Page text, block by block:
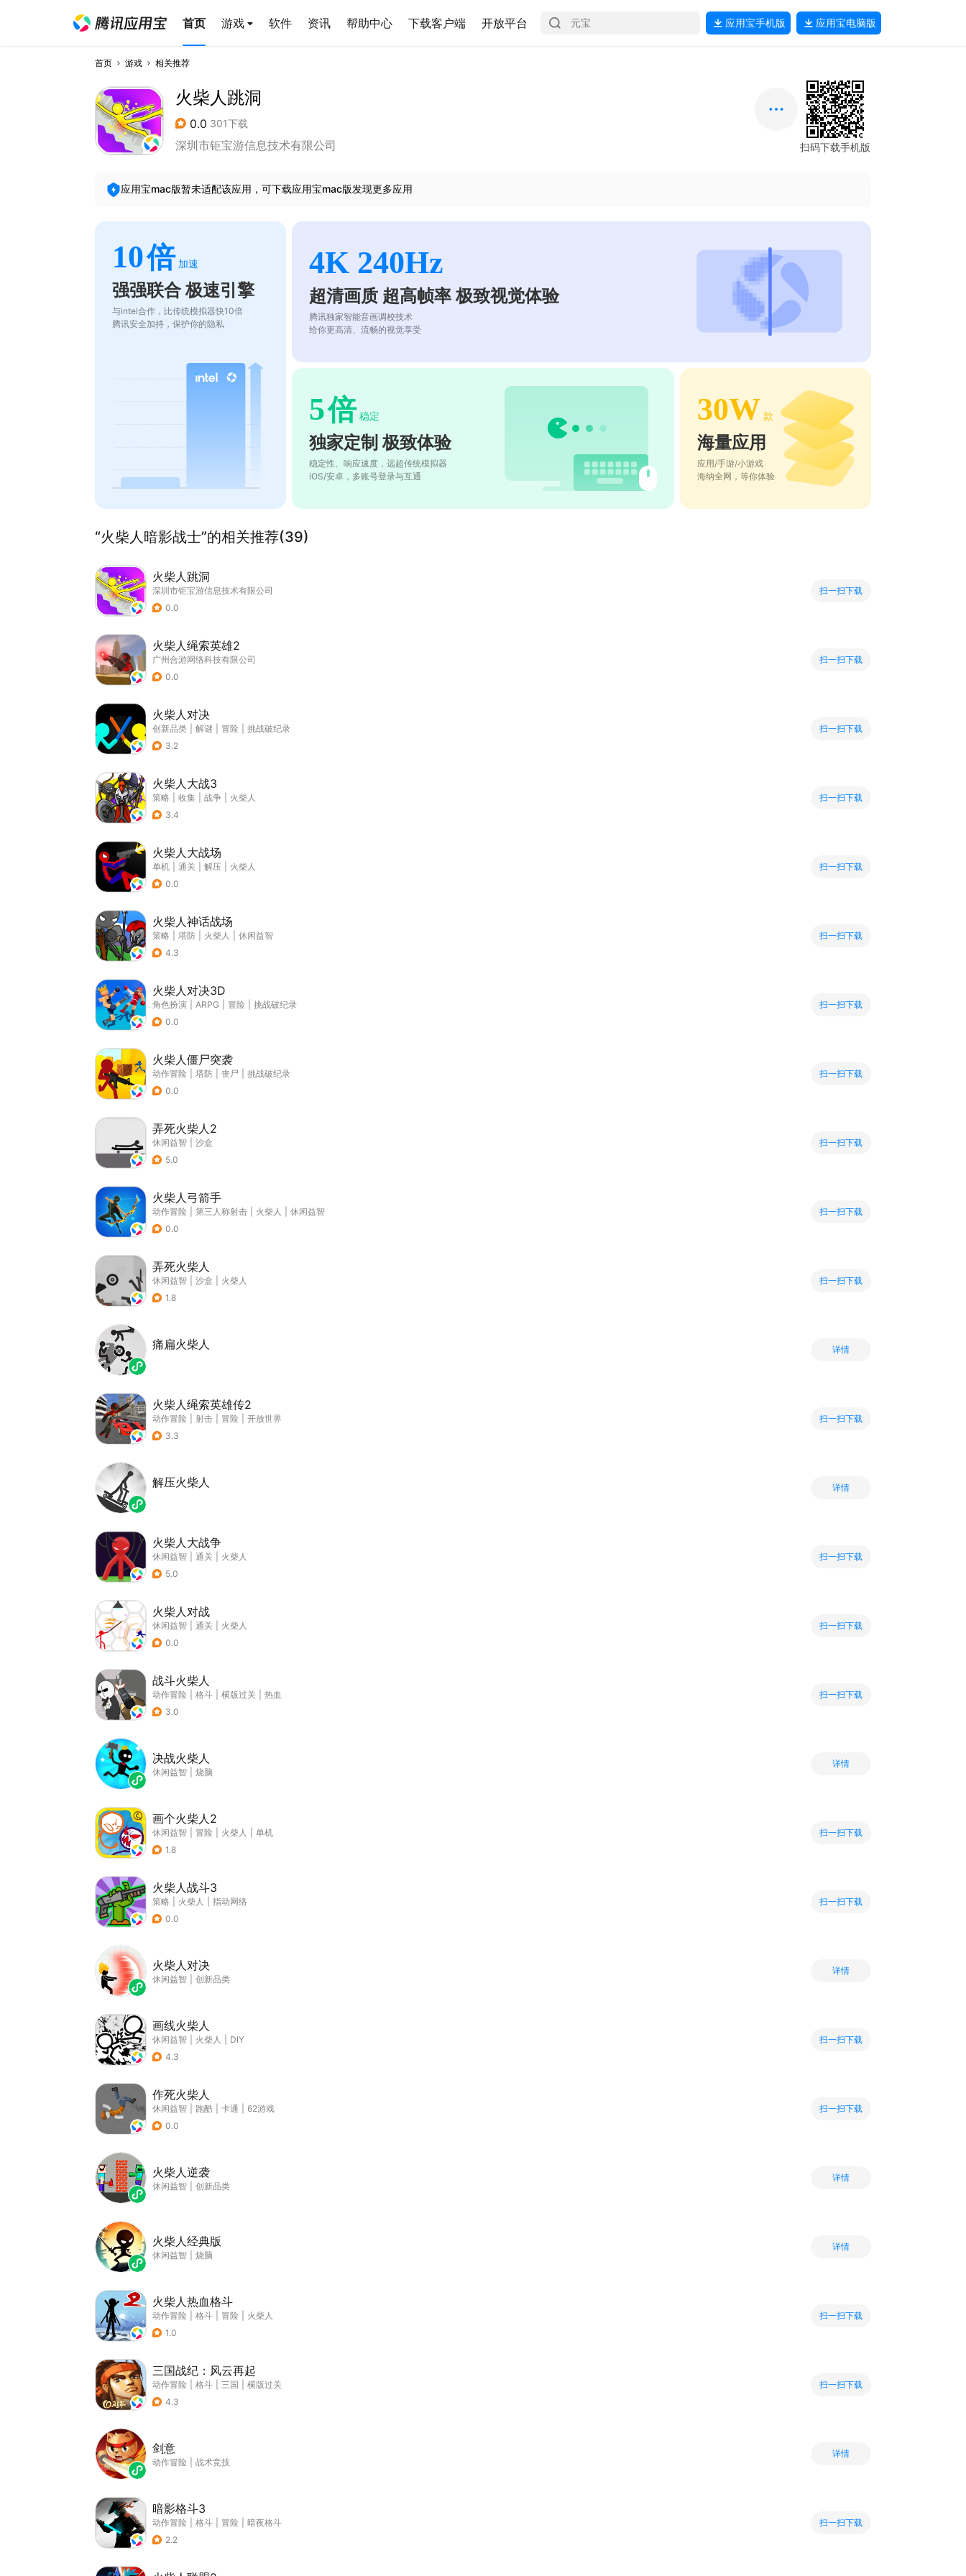
首页 游戏 软件 资讯 帮助中心 下载客户端 开放平台 应用宝手机版 应用宝电脑版
首页 游戏 相关推荐
火柴人跳洞
0.0 301下载
深圳市钜宝游信息技术有限公司 扫码下载手机版
应用宝mac版暂未适配该应用，可下载应用宝mac版发现更多应用
10倍 加速
强强联合 极速引擎
与intel合作，比传统模拟器快10倍
腾讯安全加持，保护你的隐私
4K 240Hz
超清画质 超高帧率 极致视觉体验
腾讯独家智能音画调校技术
给你更高清、流畅的视觉享受
5倍 稳定
独家定制 极致体验
稳定性、响应速度，远超传统模拟器
iOS/安卓，多账号登录与互通
30W 款
海量应用
应用/手游/小游戏
海纳全网，等你体验
“火柴人暗影战士”的相关推荐(39)
火柴人跳洞
深圳市钜宝游信息技术有限公司
0.0
扫一扫下载
火柴人绳索英雄2
广州合游网络科技有限公司
0.0
扫一扫下载
火柴人对决
创新品类 解谜 冒险
挑战破纪录
3.2
扫一扫下载
火柴人大战3
策略 收集 战争
火柴人
3.4
扫一扫下载
火柴人大战场
单机 通关 解压
火柴人
0.0
扫一扫下载
火柴人神话战场
策略 塔防 火柴人
休闲益智
4.3
扫一扫下载
火柴人对决3D
角色扮演 ARPG 冒险
挑战破纪录
0.0
扫一扫下载
火柴人僵尸突袭
动作冒险 塔防 丧尸
挑战破纪录
0.0
扫一扫下载
弄死火柴人2
休闲益智
沙盒
5.0
扫一扫下载
火柴人弓箭手
动作冒险 第三人称射击 火柴人
休闲益智
0.0
扫一扫下载
弄死火柴人
休闲益智 沙盒
火柴人
1.8
扫一扫下载
痛扁火柴人 详情
火柴人绳索英雄传2
动作冒险 射击 冒险
开放世界
3.3
扫一扫下载
解压火柴人 详情
火柴人大战争
休闲益智 通关
火柴人
5.0
扫一扫下载
火柴人对战
休闲益智 通关
火柴人
0.0
扫一扫下载
战斗火柴人
动作冒险 格斗 横版过关
热血
3.0
扫一扫下载
决战火柴人
休闲益智 烧脑
详情
画个火柴人2
休闲益智 冒险 火柴人
单机
1.8
扫一扫下载
火柴人战斗3
策略 火柴人
指动网络
0.0
扫一扫下载
火柴人对决
休闲益智 创新品类
详情
画线火柴人
休闲益智 火柴人
DIY
4.3
扫一扫下载
作死火柴人
休闲益智 跑酷 卡通
62游戏
0.0
扫一扫下载
火柴人逆袭
休闲益智 创新品类
详情
火柴人经典版
休闲益智 烧脑
详情
火柴人热血格斗
动作冒险 格斗 冒险
火柴人
1.0
扫一扫下载
三国战纪：风云再起
动作冒险 格斗 三国
横版过关
4.3
扫一扫下载
剑意
动作冒险 战术竞技
详情
暗影格斗3
动作冒险 格斗 冒险
暗夜格斗
2.2
扫一扫下载